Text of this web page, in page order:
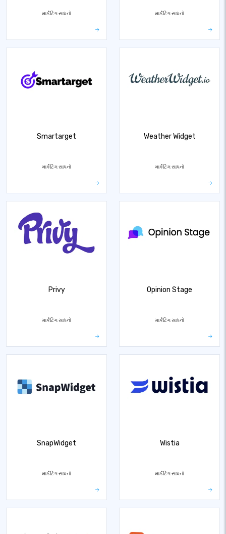
માર્કેટિંગ સાધનો માર્કેટિંગ સાધનો
Smartarget
માર્કેટિંગ સાધનો
Weather Widget
માર્કેટિંગ સાધનો
Privy
માર્કેટિંગ સાધનો
Opinion Stage
માર્કેટિંગ સાધનો
SnapWidget
માર્કેટિંગ સાધનો
Wistia
માર્કેટિંગ સાધનો